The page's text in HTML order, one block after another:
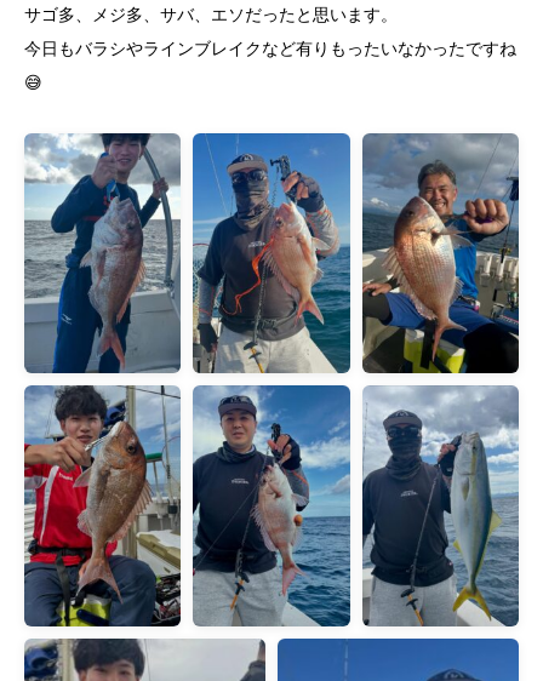
サゴ多、メジ多、サバ、エソだったと思います。
今日もバラシやラインブレイクなど有りもったいなかったですね
😅